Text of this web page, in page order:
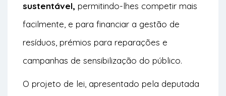
sustentável, permitindo-lhes competir mais
facilmente, e para financiar a gestão de
resíduos, prémios para reparações e
campanhas de sensibilização do público.
O projeto de lei, apresentado pela deputada